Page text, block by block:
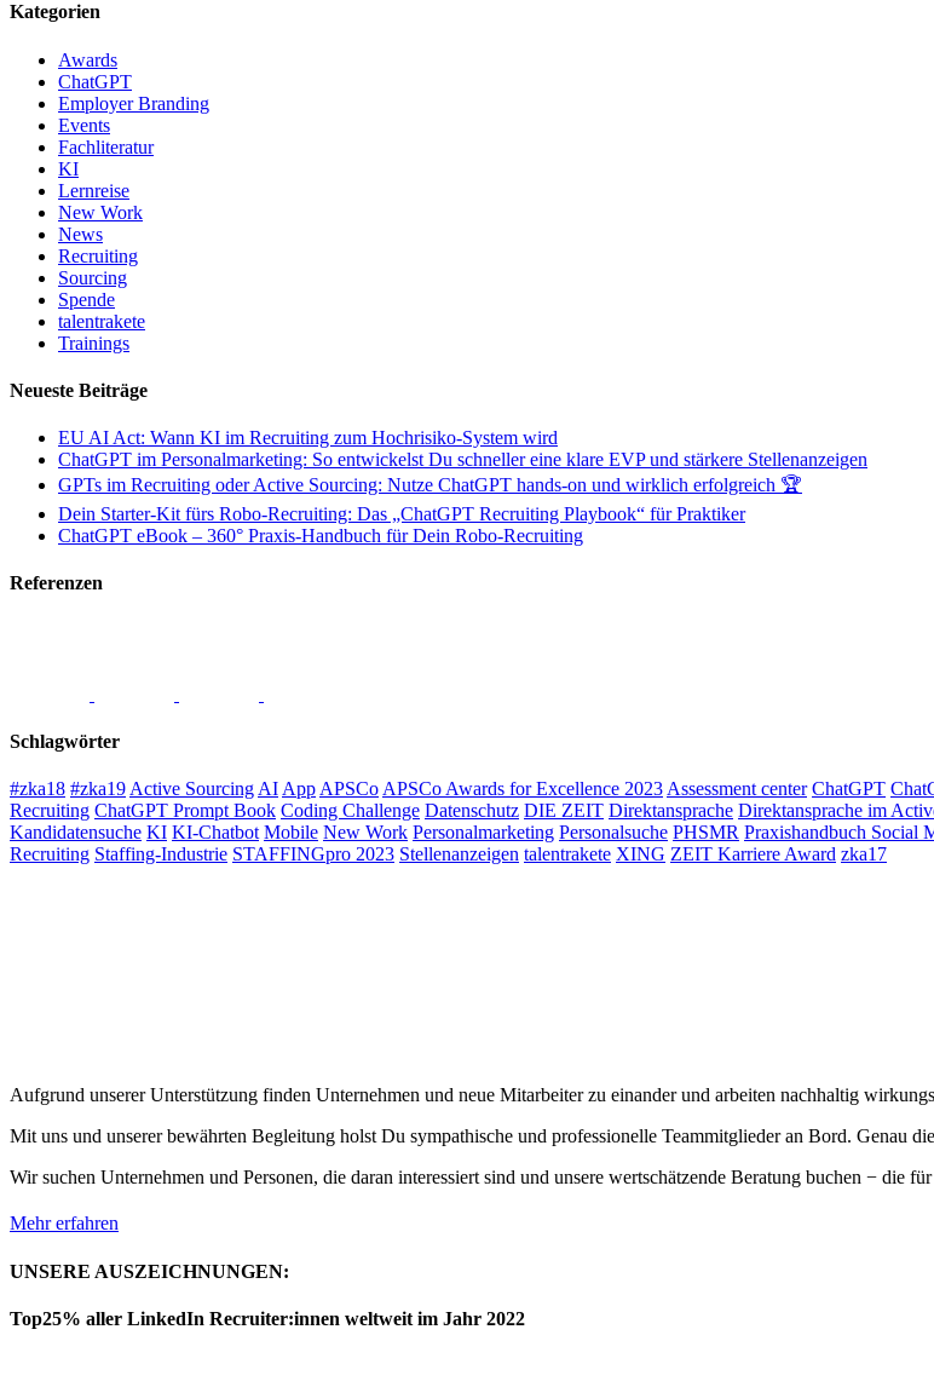
Kategorien
Awards
ChatGPT
Employer Branding
Events
Fachliteratur
KI
Lernreise
New Work
News
Recruiting
Sourcing
Spende
talentrakete
Trainings
Neueste Beiträge
EU AI Act: Wann KI im Recruiting zum Hochrisiko-System wird
ChatGPT im Personalmarketing: So entwickelst Du schneller eine klare EVP und stärkere Stellenanzeigen
GPTs im Recruiting oder Active Sourcing: Nutze ChatGPT hands-on und wirklich erfolgreich 🏆
Dein Starter-Kit fürs Robo-Recruiting: Das „ChatGPT Recruiting Playbook“ für Praktiker
ChatGPT eBook – 360° Praxis-Handbuch für Dein Robo-Recruiting
Referenzen
Schlagwörter
#zka18 #zka19 Active Sourcing AI App APSCo APSCo Awards for Excellence 2023 Assessment center ChatGPT
Recruiting ChatGPT Prompt Book Coding Challenge Datenschutz DIE ZEIT Direktansprache Direktansprache im
Kandidatensuche KI KI-Chatbot Mobile New Work Personalmarketing Personalsuche PHSMR Praxishandbuch Social
Recruiting Staffing-Industrie STAFFINGpro 2023 Stellenanzeigen talentrakete XING ZEIT Karriere Award zka17
Aufgrund unserer Unterstützung finden Unternehmen und neue Mitarbeiter zu einander und arbeiten nachhaltig
Mit uns und unserer bewährten Begleitung holst Du sympathische und professionelle Teammitglieder an Bord. Genau
Wir suchen Unternehmen und Personen, die daran interessiert sind und unsere wertschätzende Beratung buchen − die
Mehr erfahren
UNSERE AUSZEICHNUNGEN:
Top25% aller LinkedIn Recruiter:innen weltweit im Jahr 2022